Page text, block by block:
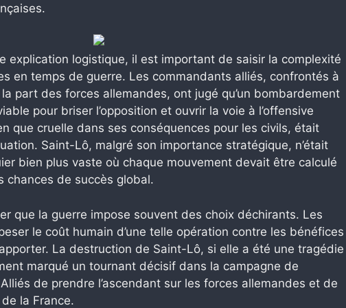
explication logistique, il est important de saisir la complexité
en temps de guerre. Les commandants alliés, confrontés à
part des forces allemandes, ont jugé qu’un bombardement
pour briser l’opposition et ouvrir la voie à l’offensive
que cruelle dans ses conséquences pour les civils, était
Saint-Lô, malgré son importance stratégique, n’était
bien plus vaste où chaque mouvement devait être calculé
chances de succès global.
que la guerre impose souvent des choix déchirants. Les
le coût humain d’une telle opération contre les bénéfices
La destruction de Saint-Lô, si elle a été une tragédie
marqué un tournant décisif dans la campagne de
de prendre l’ascendant sur les forces allemandes et de
la France.